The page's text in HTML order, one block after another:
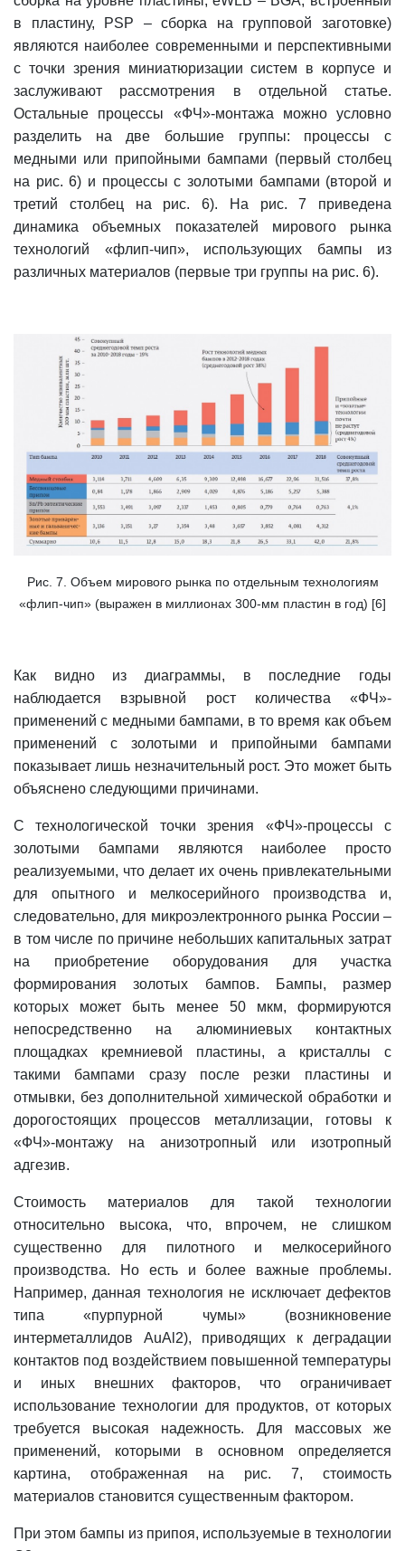
в пластину, PSP – сборка на групповой заготовке)
являются наиболее современными и перспективными
с точки зрения миниатюризации систем в корпусе и
заслуживают рассмотрения в отдельной статье.
Остальные процессы «ФЧ»-монтажа можно условно
разделить на две большие группы: процессы с
медными или припойными бампами (первый столбец
на рис. 6) и процессы с золотыми бампами (второй и
третий столбец на рис. 6). На рис. 7 приведена
динамика объемных показателей мирового рынка
технологий «флип-чип», использующих бампы из
различных материалов (первые три группы на рис. 6).
Рис. 7. Объем мирового рынка по отдельным технологиям
«флип-чип» (выражен в миллионах 300-мм пластин в год) [6]
Как видно из диаграммы, в последние годы
наблюдается взрывной рост количества «ФЧ»-
применений с медными бампами, в то время как объем
применений с золотыми и припойными бампами
показывает лишь незначительный рост. Это может быть
объяснено следующими причинами.
С технологической точки зрения «ФЧ»-процессы с
золотыми бампами являются наиболее просто
реализуемыми, что делает их очень привлекательными
для опытного и мелкосерийного производства и,
следовательно, для микроэлектронного рынка России –
в том числе по причине небольших капитальных затрат
на приобретение оборудования для участка
формирования золотых бампов. Бампы, размер
которых может быть менее 50 мкм, формируются
непосредственно на алюминиевых контактных
площадках кремниевой пластины, а кристаллы с
такими бампами сразу после резки пластины и
отмывки, без дополнительной химической обработки и
дорогостоящих процессов металлизации, готовы к
«ФЧ»-монтажу на анизотропный или изотропный
адгезив.
Стоимость материалов для такой технологии
относительно высока, что, впрочем, не слишком
существенно для пилотного и мелкосерийного
производства. Но есть и более важные проблемы.
Например, данная технология не исключает дефектов
типа «пурпурной чумы» (возникновение
интерметаллидов AuAl2), приводящих к деградации
контактов под воздействием повышенной температуры
и иных внешних факторов, что ограничивает
использование технологии для продуктов, от которых
требуется высокая надежность. Для массовых же
применений, которыми в основном определяется
картина, отображенная на рис. 7, стоимость
материалов становится существенным фактором.
При этом бампы из припоя, используемые в технологии